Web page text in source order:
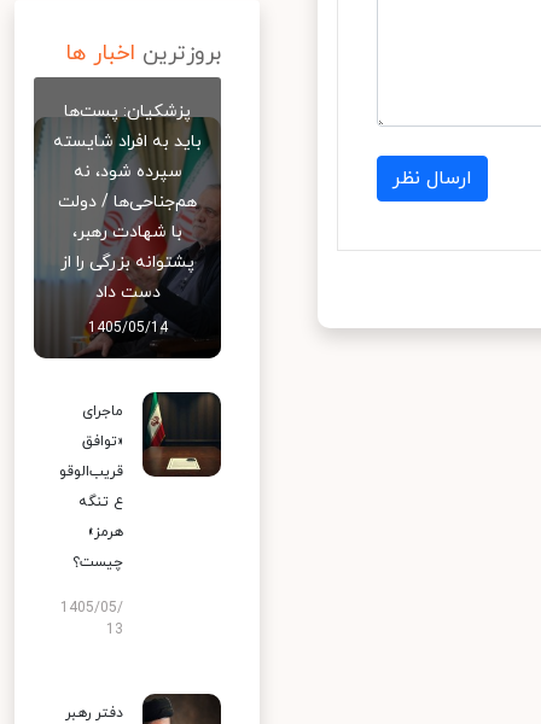
ارسال نظر
بروزترین اخبار ها
پزشکیان: پست‌ها
باید به افراد شایسته
سپرده شود، نه
هم‌جناحی‌ها / دولت
با شهادت رهبر،
پشتوانه بزرگی را از
دست داد
1405/05/14
ماجرای
«توافق
قریب‌الوقو
ع تنگه
هرمز»
چیست؟
1405/05/
13
دفتر رهبر